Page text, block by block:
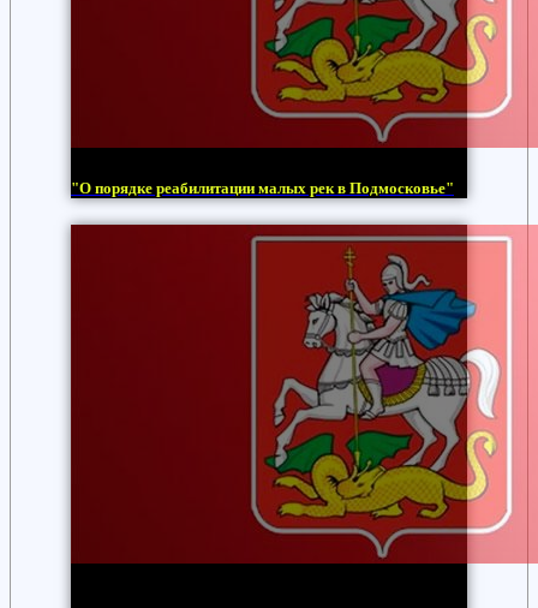
"О порядке реабилитации малых рек в Подмосковье"